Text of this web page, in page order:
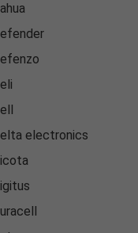
electronics